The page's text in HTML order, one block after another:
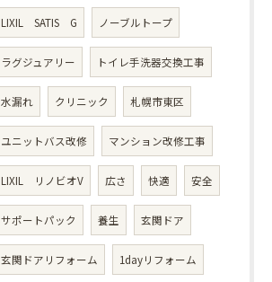
LIXIL SATIS G ノーブルトープ
ラグジュアリー トイレ手洗器交換工事
水漏れ クリニック 札幌市東区
ユニットバス改修 マンション改修工事
LIXIL リノビオV 広さ 快適 安全
サポートパック 養生 玄関ドア
玄関ドアリフォーム 1dayリフォーム